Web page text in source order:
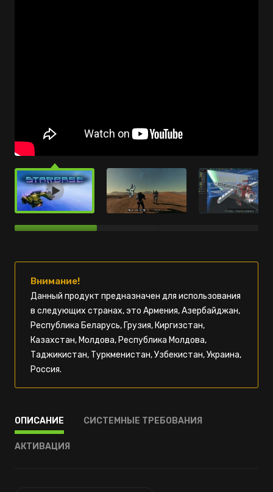
Внимание!
Данный продукт предназначен для использования
в следующих странах, это Армения, Азербайджан,
Республика Беларусь, Грузия, Киргизстан,
Казахстан, Молдова, Республика Молдова,
Таджикистан, Туркменистан, Узбекистан, Украина,
Россия.
ОПИСАНИЕ СИСТЕМНЫЕ ТРЕБОВАНИЯ
АКТИВАЦИЯ